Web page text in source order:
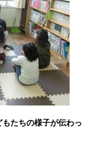
たちの様子が伝わっ